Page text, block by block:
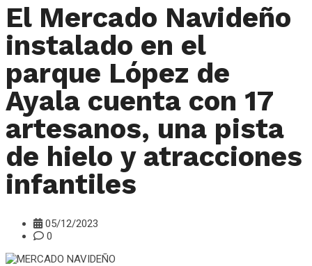
El Mercado Navideño
instalado en el
parque López de
Ayala cuenta con 17
artesanos, una pista
de hielo y atracciones
infantiles
05/12/2023
0